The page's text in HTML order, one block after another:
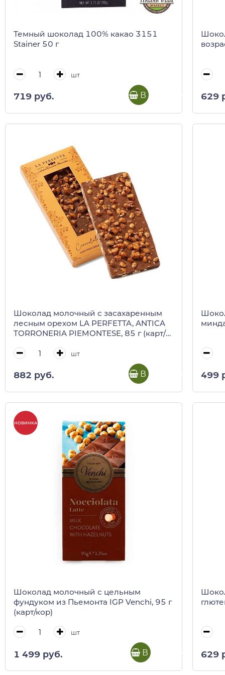
Темный шоколад 100% какао 3151
Stainer 50 г
шт
719 руб. В корзину 629
Шоколад молочный с засахаренным
лесным орехом LA PERFETTA, ANTICA
TORRONERIA PIEMONTESE, 85 г (карт/
шт
882 руб. В корзину 499
НОВИНКА
Шоколад молочный с цельным
фундуком из Пьемонта IGP Venchi, 95 г
(карт/кор)
шт
1 499 руб. В корзину 629